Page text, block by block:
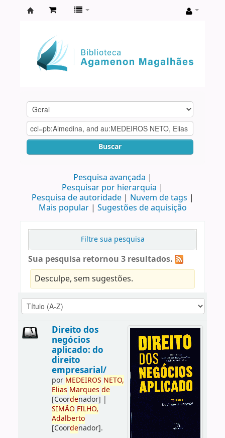
Agamenon
Magalhães
Buscar
Pesquisa avançada
Pesquisar por hierarquia
Pesquisa de autoridade
Nuvem de tags
Mais popular
Sugestões de aquisição
Filtre sua pesquisa
Sua pesquisa retornou 3 resultados.
Desculpe, sem sugestões.
Direito dos
negócios
aplicado: do
direito
empresarial/
por MEDEIROS NETO,
Elias Marques de
[Coordenador] |
SIMÃO FILHO,
Adalberto
[Coordenador].